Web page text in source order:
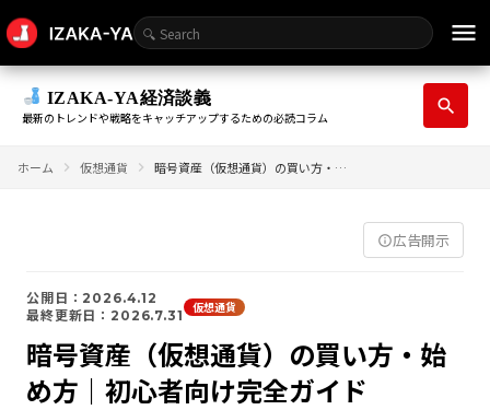
menu
IZAKA-YA経済談義
最新のトレンドや戦略をキャッチアップするための必読コラム
search
ホーム 仮想通貨 暗号資産（仮想通貨）の買い方・始め方｜初心者向け完全ガイド
info_outline広告開示
公開日：2026.4.12
最終更新日：2026.7.31
仮想通貨
暗号資産（仮想通貨）の買い方・始
め方｜初心者向け完全ガイド